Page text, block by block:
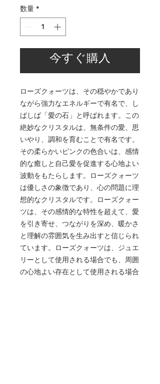
数量 *
今すぐ購入
ローズクォーツは、その穏やかであり
ながら強力なエネルギーで有名で、し
ばしば「愛の石」と呼ばれます。この
絶妙なクリスタルは、無条件の愛、思
いやり、調和を育むことで有名です。
その柔らかいピンクの色合いは、感情
的な癒しと自己愛を促進する心地よい
波動をもたらします。ローズクォーツ
は優しさの象徴であり、心の問題に理
想的なクリスタルです。ローズクォー
ツは、その感情的な特性を超えて、愛
を引き寄せ、つながりを深め、暖かさ
と理解の雰囲気を生み出すと信じられ
ています。ローズクォーツは、ジュエ
リーとして使用される場合でも、周囲
の心地よい存在として使用される場合